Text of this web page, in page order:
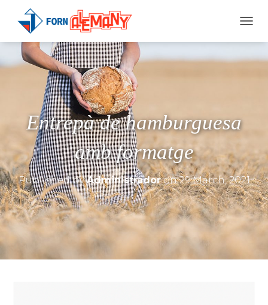
O
T
I
O
N
Entrepà de hamburguesa
amb formatge
Published byAdministradoron29 March, 2021